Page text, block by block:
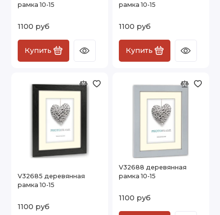
рамка 10-15
1100 руб
Купить
рамка 10-15
1100 руб
Купить
V32685 деревянная
рамка 10-15
1100 руб
V32688 деревянная
рамка 10-15
1100 руб